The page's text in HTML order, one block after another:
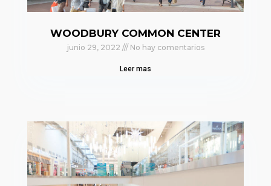
WOODBURY COMMON CENTER
junio 29, 2022 No hay comentarios
Leer mas